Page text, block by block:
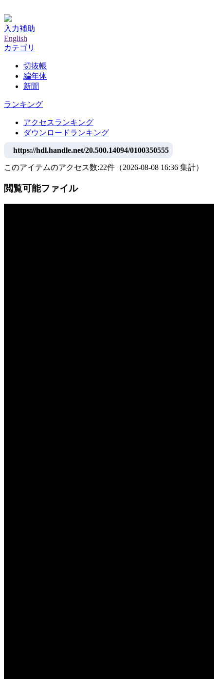
入力補助
English
カテゴリ
切抜帳
編年体
新聞
ランキング
アクセスランキング
ダウンロードランキング
https://hdl.handle.net/20.500.14094/0100350555
このアイテムのアクセス数:22件 （2026-08-08 16:36 集計）
閲覧可能ファイル